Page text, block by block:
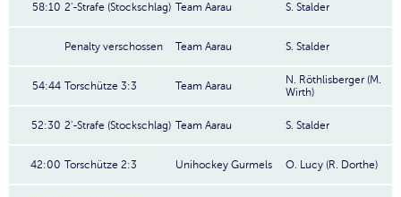
58:10 2'-Strafe (Stockschlag) Team Aarau S. Stalder
Penalty verschossen Team Aarau S. Stalder
54:44 Torschütze 3:3 Team Aarau
N. Röthlisberger (M.
Wirth)
52:30 2'-Strafe (Stockschlag) Team Aarau S. Stalder
42:00 Torschütze 2:3 Unihockey Gurmels O. Lucy (R. Dorthe)